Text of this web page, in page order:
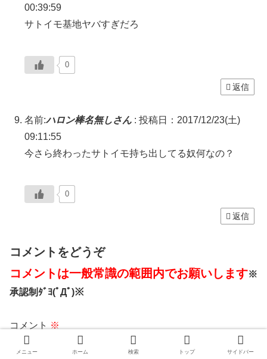
00:39:59
サトイモ基地ヤバすぎだろ
0
返信
名前:ハロン棒名無しさん : 投稿日：2017/12/23(土)
09:11:55
今さら終わったサトイモ持ち出してる奴何なの？
0
返信
コメントをどうぞ
コメントは一般常識の範囲内でお願いします※
承認制ﾀﾞﾖ(ﾟДﾟ)※
コメント ※
メニュー ホーム 検索 トップ サイドバー